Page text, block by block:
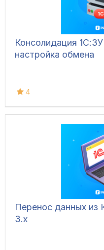
Консолидация
настройка обмена
4
Перенос данных из
3.х